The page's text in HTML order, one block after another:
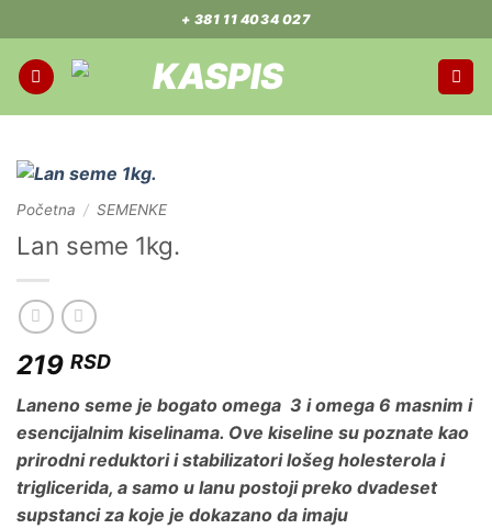
na
sadržaj
+ 381 11 4034 027
Početna / SEMENKE
Lan seme 1kg.
219 RSD
Laneno seme je bogato omega 3 i omega 6 masnim i
esencijalnim kiselinama. Ove kiseline su poznate kao
prirodni reduktori i stabilizatori lošeg holesterola i
triglicerida, a samo u lanu postoji preko dvadeset
supstanci za koje je dokazano da imaju